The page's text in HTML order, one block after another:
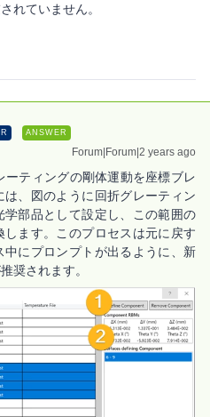
れていません。
ANSWER
Forum|Forum|2 years ago
ティングの剛体運動を座標ブレ
、図のように回折グレーティン
部品として設定し、この範囲の
ます。このプロセスは元に戻す
にプロンプトが出るように、新
奨されます。